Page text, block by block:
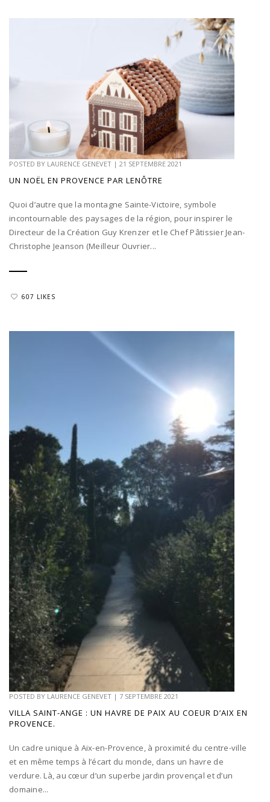
POSTED BY LAURENCE GENEVET | 21 SEPTEMBRE 2021
UN NOËL EN PROVENCE PAR LENÔTRE
Quoi d’autre que la montagne Sainte-Victoire, symbole
incontournable des paysages de la région, pour inspirer le
Directeur de la Création Guy Krenzer et le Chef Pâtissier Jean-
Christophe Jeanson (Meilleur Ouvrier...
607 LIKES
POSTED BY LAURENCE GENEVET | 7 SEPTEMBRE 2021
VILLA SAINT-ANGE : UN HAVRE DE PAIX AU COEUR D’AIX EN
PROVENCE.
Un cadre unique à Aix-en-Provence, à proximité du centre-ville
et en même temps à l’écart du monde, dans un havre de
verdure. Là, au cœur d’un superbe jardin provençal et d’un
domaine...